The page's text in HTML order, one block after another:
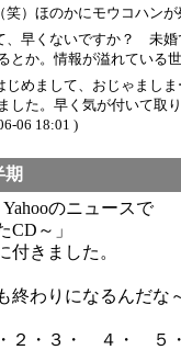
笑）ほのかにモウコハン
、早くないですか？ 未婚
とか。情報が溢れている
じめまして、おじゃまし
した。早く気が付いて取
06 18:01 )
のニュースで
CD～」
付きました。
終わりになるんだな
・２・３・ ４・ ５